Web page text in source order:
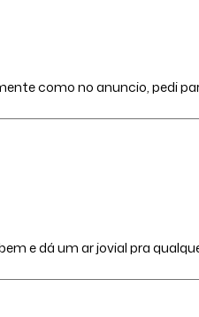
como no anuncio, pedi
e dá um ar jovial pra